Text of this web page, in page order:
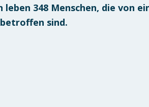
348 Menschen, die von
sind.